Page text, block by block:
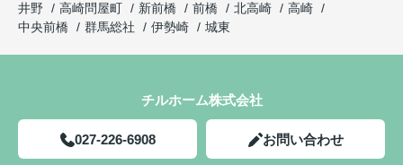
井野
高崎問屋町 新前橋 前橋 北高崎
高崎
中央前橋
群馬総社 伊勢崎 城東
チルホーム株式会社
027-226-6908 お問い合わせ